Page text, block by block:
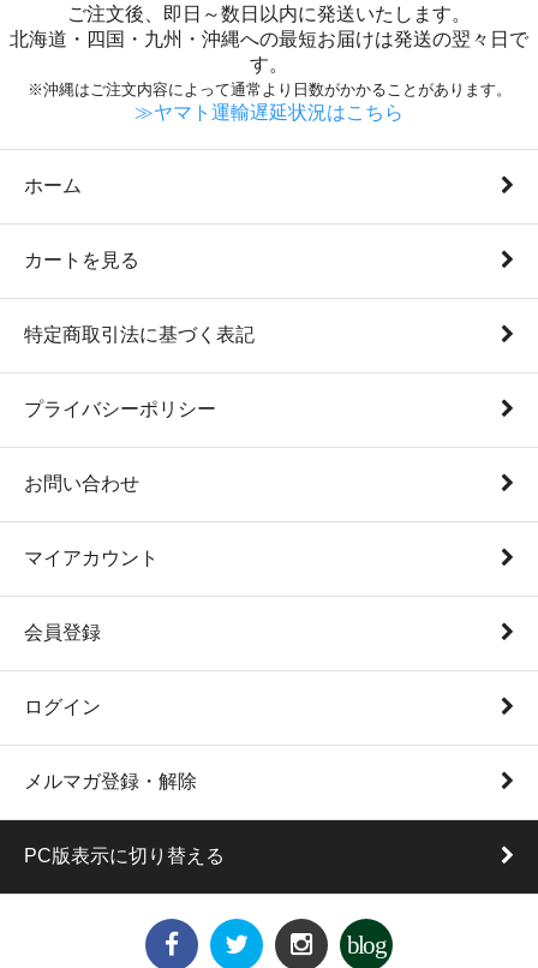
ご注文後、即日～数日以内に発送いたします。
北海道・四国・九州・沖縄への最短お届けは発送の翌々日で
す。
※沖縄はご注文内容によって通常より日数がかかることがあります。
≫ヤマト運輸遅延状況はこちら
ホーム
カートを見る
特定商取引法に基づく表記
プライバシーポリシー
お問い合わせ
マイアカウント
会員登録
ログイン
メルマガ登録・解除
PC版表示に切り替える
blog